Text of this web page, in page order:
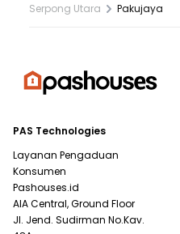
Serpong Utara
Pakujaya
PAS Technologies
Layanan Pengaduan
Konsumen
Pashouses.id
AIA Central, Ground Floor
Jl. Jend. Sudirman No.Kav.